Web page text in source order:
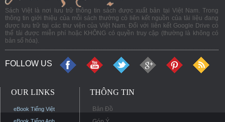
Sách Việt là nơi lưu trữ thông tin sách được xuất bản tại Việt Nam. Trong
thông tin giới thiệu của mỗi sách thường có liên kết nguồn của tài liệu đang
được lưu trữ tại các thư viện của Việt Nam. Đối với liên kết Google Drive có
thể tải được miễn phí hoặc KHÔNG có quyền truy cập (thường là không có
bản số hóa).
FOLLOW US
OUR LINKS
eBook Tiếng Việt
THÔNG TIN
Bản Đồ